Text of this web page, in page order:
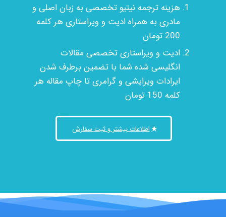
هزینه ترجمه نیتیو تخصصی به زبان اصلی و
مادری به همراه ادیت و ویراستاری هر کلمه
200 تومان
ادیت و ویراستاری تخصصی مقالات
انگلیسی شده شما با تضمین برطرف شدن
ایرادات ویرایشی و گرامری تا چاپ مقاله هر
کلمه 150 تومان
اطلاعات بیشتر و ثبت سفارش